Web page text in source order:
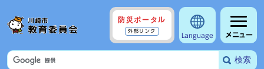
防災ポータル
外部リンク
Language メニュー
検索